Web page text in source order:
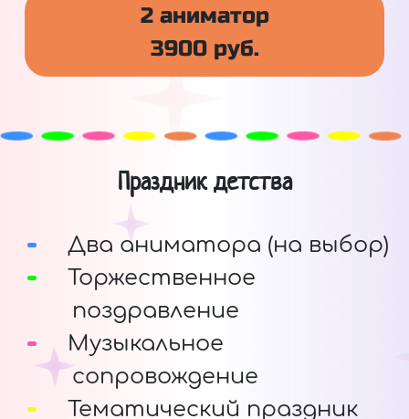
2 аниматор
3900 руб.
Праздник детства
Два аниматора (на выбор)
Торжественное
поздравление
Музыкальное
сопровождение
Тематический праздник